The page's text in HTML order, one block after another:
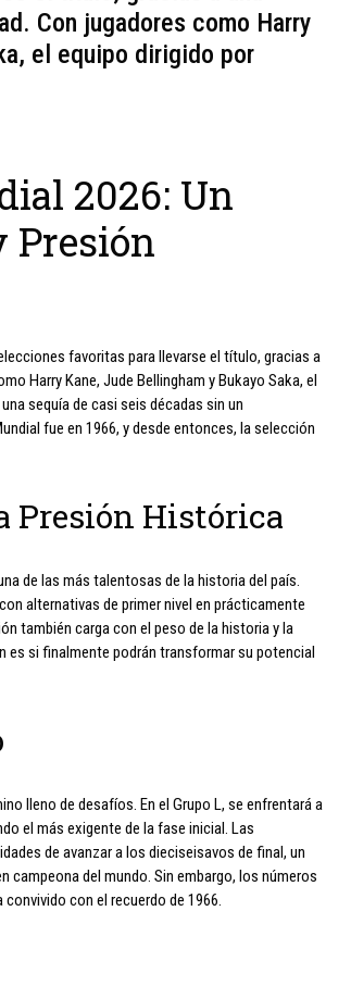
Con jugadores como Harry
el equipo dirigido por
2026: Un
Presión
favoritas para llevarse el título, gracias a
Harry Kane, Jude Bellingham y Bukayo Saka, el
sequía de casi seis décadas sin un
fue en 1966, y desde entonces, la selección
Presión Histórica
de las más talentosas de la historia del país.
alternativas de primer nivel en prácticamente
también carga con el peso de la historia y la
es si finalmente podrán transformar su potencial
lleno de desafíos. En el Grupo L, se enfrentará a
el más exigente de la fase inicial. Las
de avanzar a los dieciseisavos de final, un
campeona del mundo. Sin embargo, los números
con el recuerdo de 1966.